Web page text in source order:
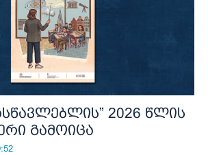
2026 წლის
გამოიცა